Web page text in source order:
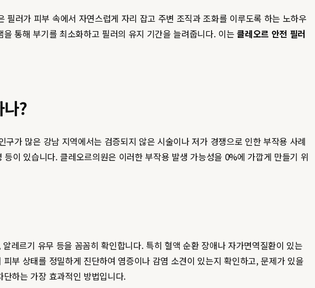
러가 피부 속에서 자연스럽게 자리 잡고 주변 조직과 조화를 이루도록 하는 노하우
통해 부기를 최소화하고 필러의 유지 기간을 늘려줍니다. 이는클레오르 안전 필러
?
가 많은 강남 지역에서는 검증되지 않은 시술이나 저가 경쟁으로 인한 부작용 사례
이 있습니다. 클레오르의원은 이러한 부작용 발생 가능성을 0%에 가깝게 만들기 위
레르기 유무 등을 꼼꼼히 확인합니다. 특히 혈액 순환 장애나 자가면역질환이 있는
부 상태를 정밀하게 진단하여 염증이나 감염 소견이 있는지 확인하고, 문제가 있을
하는 가장 효과적인 방법입니다.